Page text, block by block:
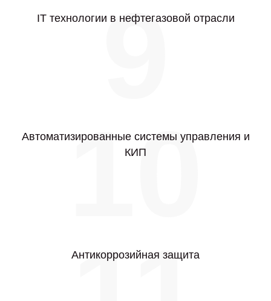
IT технологии в нефтегазовой отрасли
9
Автоматизированные системы управления и
КИП
10
Антикоррозийная защита